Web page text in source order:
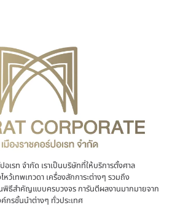
อเรท จำกัด เราเป็นบริษัทที่ให้บริการตั้งศาล
ว้เทพเทวดา เครื่องสักการะต่างๆ รวมถึง
ธีสำคัญแบบครบวงจร การันตีผลงานมากมายจาก
กรชั้นนำต่างๆ ทั่วประเทศ